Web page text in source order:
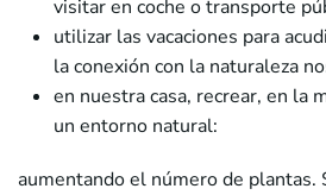
visitar en coche o transporte
utilizar las vacaciones para
la conexión con la naturaleza
en nuestra casa, recrear, en la
un entorno natural:
aumentando el número de plantas.